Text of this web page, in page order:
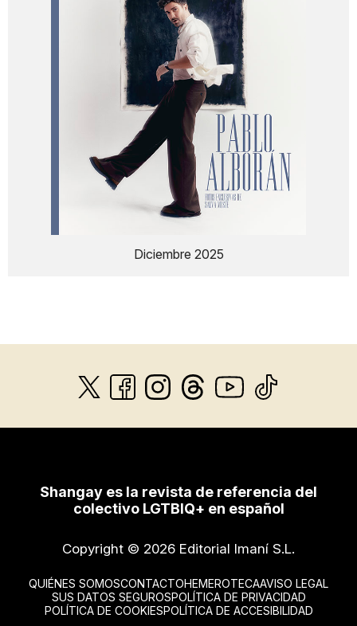
Diciembre 2025
Shangay es la revista de referencia del
colectivo LGTBIQ+ en español
Copyright © 2026 Editorial Imaní S.L.
QUIÉNES SOMOSCONTACTOHEMEROTECAAVISO LEGAL
SUS DATOS SEGUROSPOLÍTICA DE PRIVACIDAD
POLÍTICA DE COOKIESPOLÍTICA DE ACCESIBILIDAD